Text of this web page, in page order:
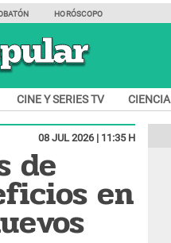
HORÓSCOPO
CINE Y SERIES TV CIENCIA
08 JUL 2026 | 11:35 H
de
en